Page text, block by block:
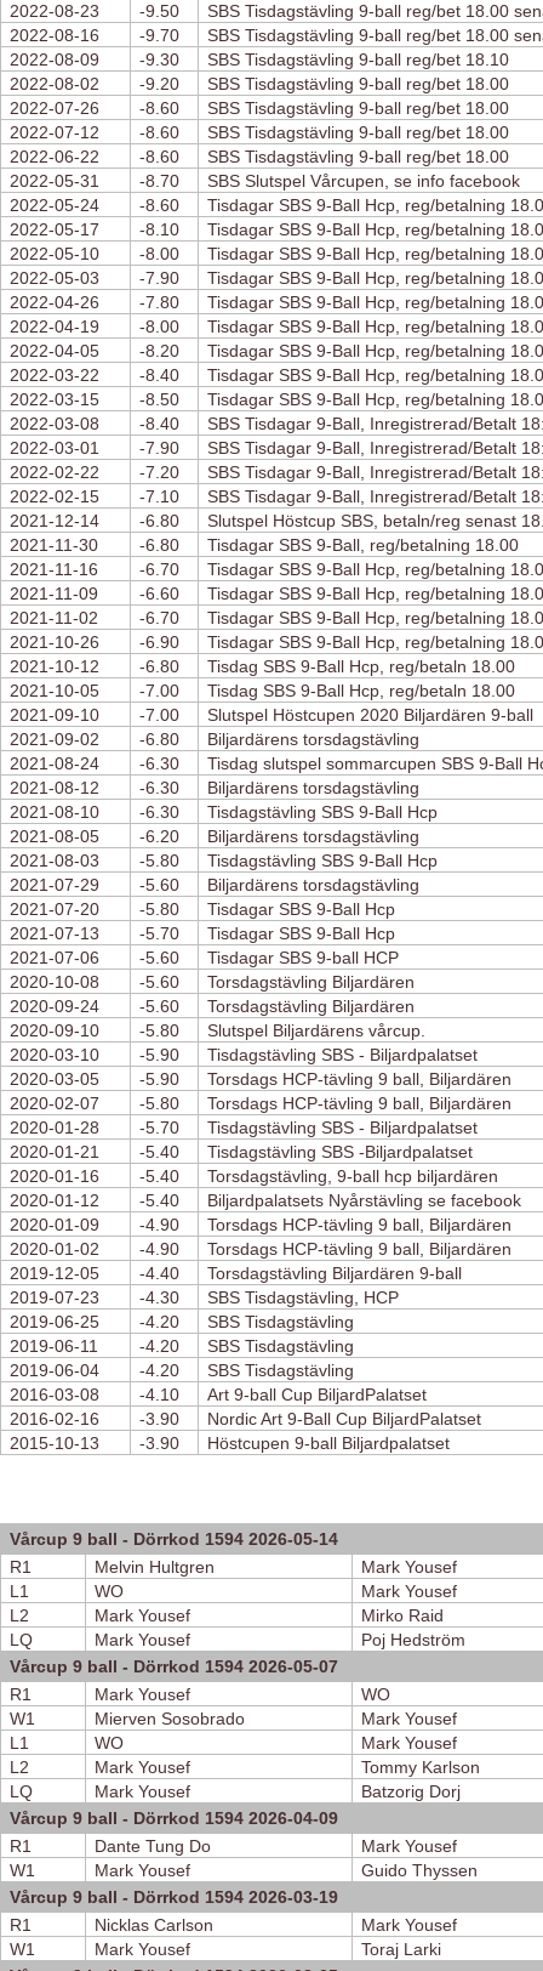
2022-08-23
-9.50
SBS Tisdagstävling 9-ball reg/bet 18.00
2022-08-16
-9.70
SBS Tisdagstävling 9-ball reg/bet 18.00
2022-08-09
-9.30
SBS Tisdagstävling 9-ball reg/bet 18.10
2022-08-02
-9.20
SBS Tisdagstävling 9-ball reg/bet 18.00
2022-07-26
-8.60
SBS Tisdagstävling 9-ball reg/bet 18.00
2022-07-12
-8.60
SBS Tisdagstävling 9-ball reg/bet 18.00
2022-06-22
-8.60
SBS Tisdagstävling 9-ball reg/bet 18.00
2022-05-31
-8.70
SBS Slutspel Vårcupen, se info facebook
2022-05-24
-8.60
Tisdagar SBS 9-Ball Hcp, reg/betalning
2022-05-17
-8.10
Tisdagar SBS 9-Ball Hcp, reg/betalning
2022-05-10
-8.00
Tisdagar SBS 9-Ball Hcp, reg/betalning
2022-05-03
-7.90
Tisdagar SBS 9-Ball Hcp, reg/betalning
2022-04-26
-7.80
Tisdagar SBS 9-Ball Hcp, reg/betalning
2022-04-19
-8.00
Tisdagar SBS 9-Ball Hcp, reg/betalning
2022-04-05
-8.20
Tisdagar SBS 9-Ball Hcp, reg/betalning
2022-03-22
-8.40
Tisdagar SBS 9-Ball Hcp, reg/betalning
2022-03-15
-8.50
Tisdagar SBS 9-Ball Hcp, reg/betalning
2022-03-08
-8.40
SBS Tisdagar 9-Ball, Inregistrerad/Betalt
2022-03-01
-7.90
SBS Tisdagar 9-Ball, Inregistrerad/Betalt
2022-02-22
-7.20
SBS Tisdagar 9-Ball, Inregistrerad/Betalt
2022-02-15
-7.10
SBS Tisdagar 9-Ball, Inregistrerad/Betalt
2021-12-14
-6.80
Slutspel Höstcup SBS, betaln/reg senast
2021-11-30
-6.80
Tisdagar SBS 9-Ball, reg/betalning 18.00
2021-11-16
-6.70
Tisdagar SBS 9-Ball Hcp, reg/betalning
2021-11-09
-6.60
Tisdagar SBS 9-Ball Hcp, reg/betalning
2021-11-02
-6.70
Tisdagar SBS 9-Ball Hcp, reg/betalning
2021-10-26
-6.90
Tisdagar SBS 9-Ball Hcp, reg/betalning
2021-10-12
-6.80
Tisdag SBS 9-Ball Hcp, reg/betaln 18.00
2021-10-05
-7.00
Tisdag SBS 9-Ball Hcp, reg/betaln 18.00
2021-09-10
-7.00
Slutspel Höstcupen 2020 Biljardären 9-ball
2021-09-02
-6.80
Biljardärens torsdagstävling
2021-08-24
-6.30
Tisdag slutspel sommarcupen SBS 9-Ball
2021-08-12
-6.30
Biljardärens torsdagstävling
2021-08-10
-6.30
Tisdagstävling SBS 9-Ball Hcp
2021-08-05
-6.20
Biljardärens torsdagstävling
2021-08-03
-5.80
Tisdagstävling SBS 9-Ball Hcp
2021-07-29
-5.60
Biljardärens torsdagstävling
2021-07-20
-5.80
Tisdagar SBS 9-Ball Hcp
2021-07-13
-5.70
Tisdagar SBS 9-Ball Hcp
2021-07-06
-5.60
Tisdagar SBS 9-ball HCP
2020-10-08
-5.60
Torsdagstävling Biljardären
2020-09-24
-5.60
Torsdagstävling Biljardären
2020-09-10
-5.80
Slutspel Biljardärens vårcup.
2020-03-10
-5.90
Tisdagstävling SBS - Biljardpalatset
2020-03-05
-5.90
Torsdags HCP-tävling 9 ball, Biljardären
2020-02-07
-5.80
Torsdags HCP-tävling 9 ball, Biljardären
2020-01-28
-5.70
Tisdagstävling SBS - Biljardpalatset
2020-01-21
-5.40
Tisdagstävling SBS -Biljardpalatset
2020-01-16
-5.40
Torsdagstävling, 9-ball hcp biljardären
2020-01-12
-5.40
Biljardpalatsets Nyårstävling se facebook
2020-01-09
-4.90
Torsdags HCP-tävling 9 ball, Biljardären
2020-01-02
-4.90
Torsdags HCP-tävling 9 ball, Biljardären
2019-12-05
-4.40
Torsdagstävling Biljardären 9-ball
2019-07-23
-4.30
SBS Tisdagstävling, HCP
2019-06-25
-4.20
SBS Tisdagstävling
2019-06-11
-4.20
SBS Tisdagstävling
2019-06-04
-4.20
SBS Tisdagstävling
2016-03-08
-4.10
Art 9-ball Cup BiljardPalatset
2016-02-16
-3.90
Nordic Art 9-Ball Cup BiljardPalatset
2015-10-13
-3.90 Höstcupen 9-ball Biljardpalatset
Vårcup 9 ball - Dörrkod 1594 2026-05-14
R1
Melvin Hultgren
Mark Yousef
L1
WO
Mark Yousef
L2
Mark Yousef
Mirko Raid
LQ
Mark Yousef
Poj Hedström
Vårcup 9 ball - Dörrkod 1594 2026-05-07
R1
Mark Yousef
WO
W1
Mierven Sosobrado
Mark Yousef
L1
WO
Mark Yousef
L2
Mark Yousef
Tommy Karlson
LQ
Mark Yousef
Batzorig Dorj
Vårcup 9 ball - Dörrkod 1594 2026-04-09
R1
Dante Tung Do
Mark Yousef
W1
Mark Yousef
Guido Thyssen
Vårcup 9 ball - Dörrkod 1594 2026-03-19
R1
Nicklas Carlson
Mark Yousef
W1
Mark Yousef
Toraj Larki